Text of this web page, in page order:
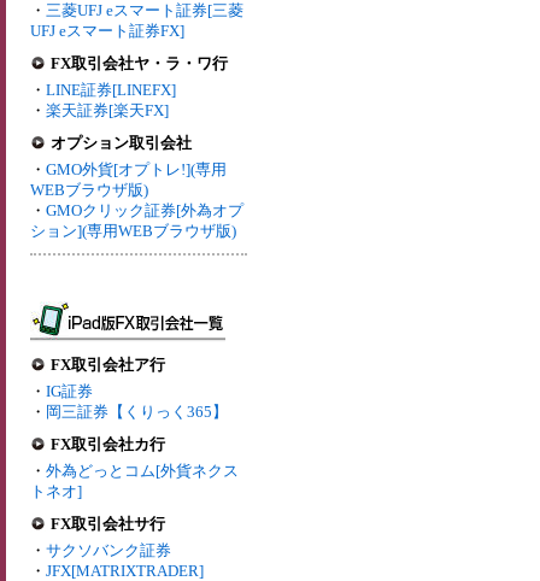
・ 三菱UFJ eスマート証券[三菱
UFJ eスマート証券FX]
FX取引会社ヤ・ラ・ワ行
・ LINE証券[LINEFX]
・ 楽天証券[楽天FX]
オプション取引会社
・ GMO外貨[オプトレ!](専用
WEBブラウザ版)
・ GMOクリック証券[外為オプ
ション](専用WEBブラウザ版)
FX取引会社ア行
・ IG証券
・ 岡三証券【くりっく365】
FX取引会社カ行
・ 外為どっとコム[外貨ネクス
トネオ]
FX取引会社サ行
・ サクソバンク証券
・ JFX[MATRIXTRADER]